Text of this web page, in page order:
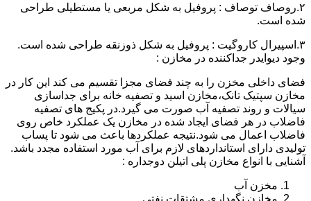
۲.روصاف توصاف : پروفیل به شکل مربعی یا مستطیلی طراحی
شده است.
۳.اسپیرال کاروگیت : پروفیل به شکل ذوزنقه طراحی شده است.
وجود دیوایدر جداکننده در مخازن :
فضای داخلی مخزن را به چند فضای مجزا تقسیم می کند این کار در
مخازن سپتیک تانک،مخازن اسید و تصفیه خانه برای جداسازی
سیالات و روند تصفیه آب صورت می گیرد.در پکیج های تصفیه
فاضلاب در هر فضای ایجاد شده در مخازن یک عملکرد خاص روی
فاضلاب اعمال می شود.نتیجه عملکردها باعث می شود تا پساب
تولیدی دارای استانداردهای لازم برای آب مورد استفاده مجدد باشد.
آشنایی با انواع مخازن پلی اتیلن دوجداره :
مخزن آب
مخازن نگهداری مشتقات نفتی